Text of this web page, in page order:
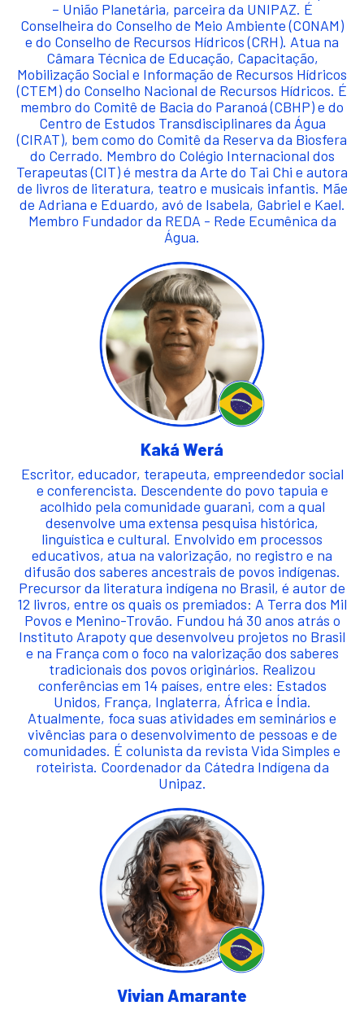
– União Planetária, parceira da UNIPAZ. É
Conselheira do Conselho de Meio Ambiente (CONAM)
e do Conselho de Recursos Hídricos (CRH). Atua na
Câmara Técnica de Educação, Capacitação,
Mobilização Social e Informação de Recursos Hídricos
(CTEM) do Conselho Nacional de Recursos Hídricos. É
membro do Comitê de Bacia do Paranoá (CBHP) e do
Centro de Estudos Transdisciplinares da Água
(CIRAT), bem como do Comitê da Reserva da Biosfera
do Cerrado. Membro do Colégio Internacional dos
Terapeutas (CIT) é mestra da Arte do Tai Chi e autora
de livros de literatura, teatro e musicais infantis. Mãe
de Adriana e Eduardo, avó de Isabela, Gabriel e Kael.
Membro Fundador da REDA - Rede Ecumênica da
Água.
Kaká Werá
Escritor, educador, terapeuta, empreendedor social
e conferencista. Descendente do povo tapuia e
acolhido pela comunidade guarani, com a qual
desenvolve uma extensa pesquisa histórica,
linguística e cultural. Envolvido em processos
educativos, atua na valorização, no registro e na
difusão dos saberes ancestrais de povos indígenas.
Precursor da literatura indígena no Brasil, é autor de
12 livros, entre os quais os premiados: A Terra dos Mil
Povos e Menino-Trovão. Fundou há 30 anos atrás o
Instituto Arapoty que desenvolveu projetos no Brasil
e na França com o foco na valorização dos saberes
tradicionais dos povos originários. Realizou
conferências em 14 países, entre eles: Estados
Unidos, França, Inglaterra, África e Índia.
Atualmente, foca suas atividades em seminários e
vivências para o desenvolvimento de pessoas e de
comunidades. É colunista da revista Vida Simples e
roteirista. Coordenador da Cátedra Indígena da
Unipaz.
Vivian Amarante